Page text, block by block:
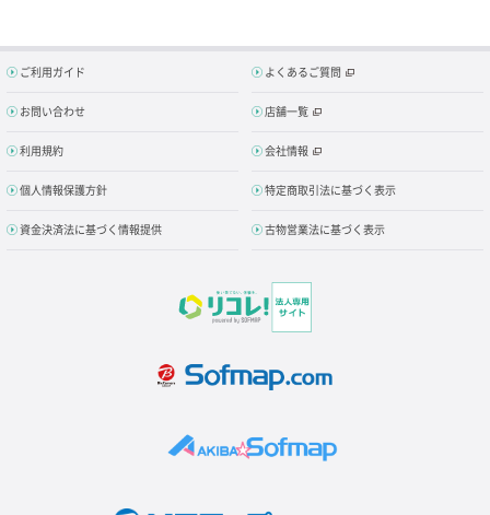
ご利用ガイド よくあるご質問
お問い合わせ 店舗一覧
利用規約 会社情報
個人情報保護方針 特定商取引法に基づく表示
資金決済法に基づく情報提供 古物営業法に基づく表示